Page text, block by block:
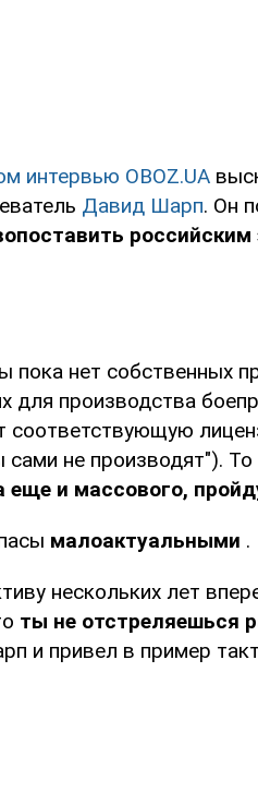
интервью OBOZ.UA
Давид Шарп. Он
российским
пока нет собственных
производства
не производят"). То
еще и массового,
малоактуальными .
нескольких лет
ты не отстреляешься
и привел в пример